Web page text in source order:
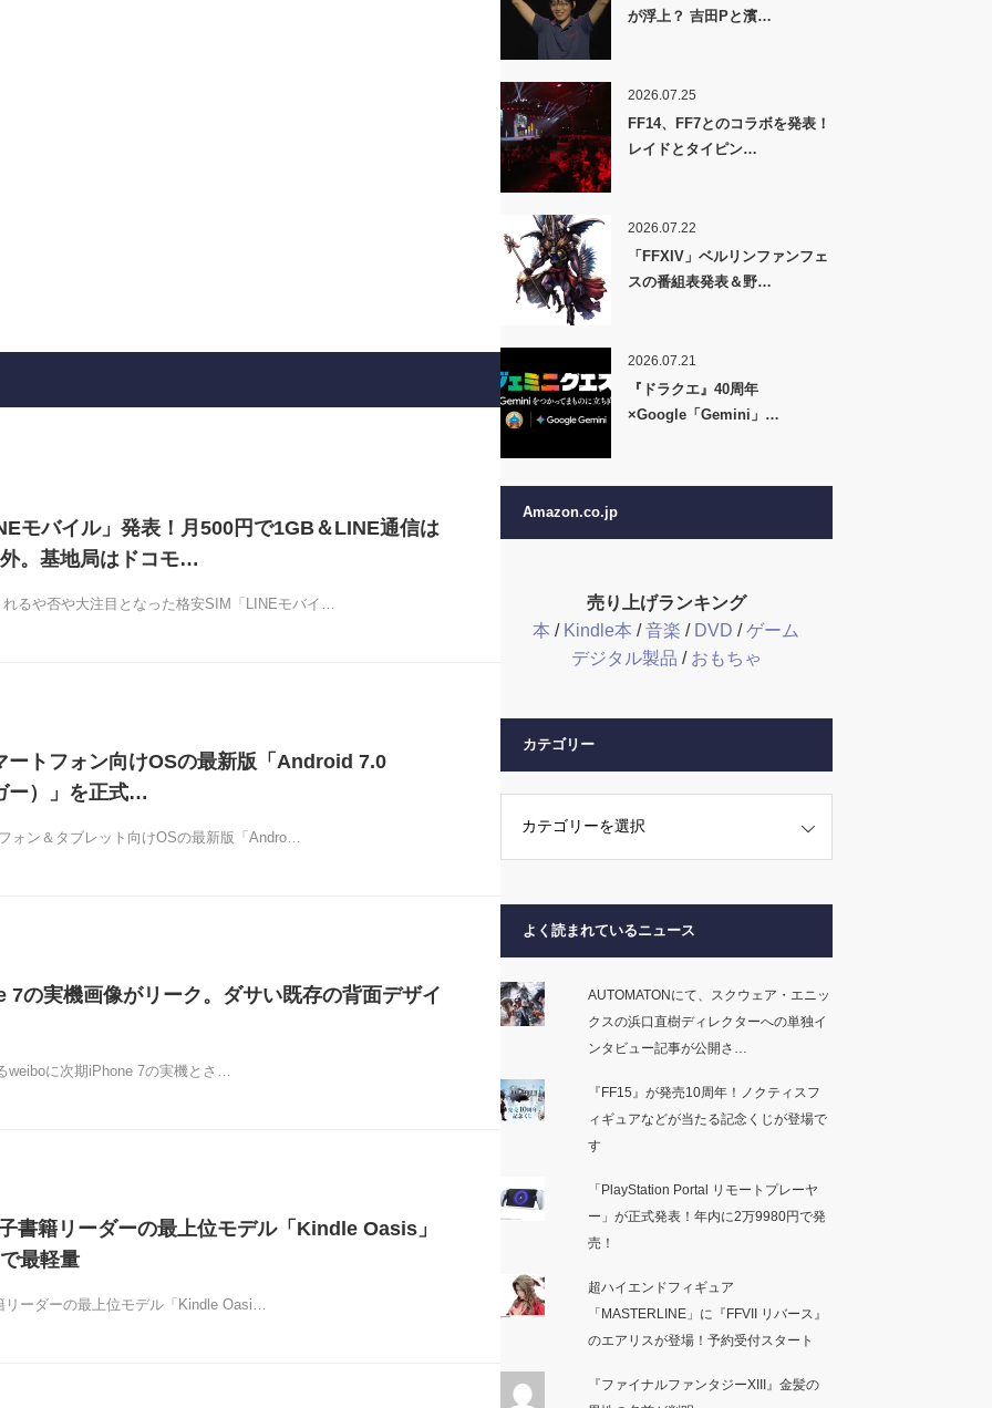
モバイル」発表！月500円で1GB＆LINE通信は
。基地局はドコモ…
るや否や大注目となった格安SIM「LINEモバイ…
ートフォン向けOSの最新版「Android 7.0
ー）」を正式…
ォン＆タブレット向けOSの最新版「Andro…
7の実機画像がリーク。ダサい既存の背面デザイ
weiboに次期iPhone 7の実機とさ…
書籍リーダーの最上位モデル「Kindle Oasis」
最軽量
リーダーの最上位モデル「Kindle Oasi…
が浮上？ 吉田Pと濱…
2026.07.25
FF14、FF7とのコラボを発表！
レイドとタイピン…
2026.07.22
「FFXIV」ベルリンファンフェ
スの番組表発表＆野…
2026.07.21
『ドラクエ』40周年
×Google「Gemini」…
Amazon.co.jp
売り上げランキング
本 / Kindle本 /音楽 / DVD /ゲーム
デジタル製品 / おもちゃ
カテゴリー
よく読まれているニュース
AUTOMATONにて、スクウェア・エニッ
クスの浜口直樹ディレクターへの単独イ
ンタビュー記事が公開さ…
『FF15』が発売10周年！ノクティスフ
ィギュアなどが当たる記念くじが登場で
す
「PlayStation Portal リモートプレーヤ
ー」が正式発表！年内に2万9980円で発
売！
超ハイエンドフィギュア
「MASTERLINE」に『FFVII リバース』
のエアリスが登場！予約受付スタート
『ファイナルファンタジーXIII』金髪の